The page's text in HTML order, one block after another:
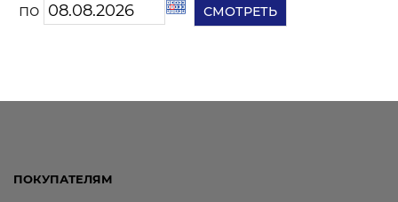
по
ПОКУПАТЕЛЯМ